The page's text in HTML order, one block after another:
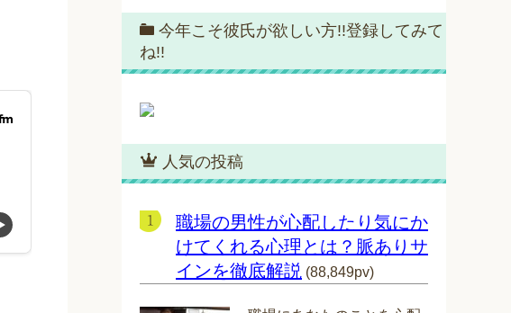
今年こそ彼氏が欲しい方!!登録してみて
ね!!
人気の投稿
職場の男性が心配したり気にか
けてくれる心理とは？脈ありサ
インを徹底解説 (88,849pv)